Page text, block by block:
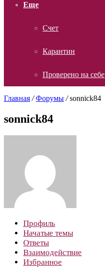
Еще
Счет
Карантин
Проверено на себе
Главная / Форумы / sonnick84
sonnick84
Профиль
Начатые темы
Ответы
Взаимодействие
Избранное